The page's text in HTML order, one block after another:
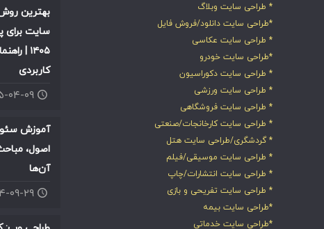
* طراحی سایت وبلاگ
*طراحی سایت دانلود/فروش فایل
* طراحی سایت عکاسی
*طراحی سایت خودرو
* طراحی سایت دکوراسیون
* طراحی سایت ورزشی
* طراحی سایت فروشگاهی
* طراحی سایت کارخانجات/صنعتی
* گردشگری/طراحی سایت هتل
* طراحی سایت موسیقی/فیلم
* طراحی سایت انتشارات/چاپ
* طراحی سایت تفریحی و بازی
*طراحی سایت بیمه
*طراحی سایت خدماتی
بهترین
سایت برای
۱۴۰۵ |
کاربردی
۱۴۰۵-
آموزش سئو
اصول،
آن‌ها
۱۴۰۴-